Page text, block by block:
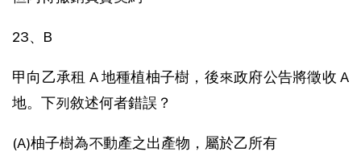
23、B
甲向乙承租 A 地種植柚子樹，後來政府公告將徵收 A
地。下列敘述何者錯誤？
(A)柚子樹為不動產之出產物，屬於乙所有